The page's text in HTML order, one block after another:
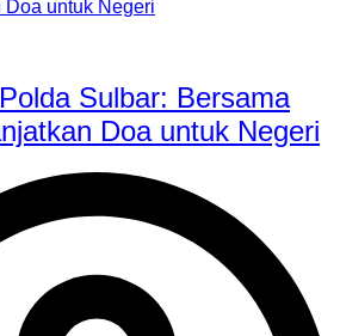
Sulbar: Bersama
Doa untuk Negeri